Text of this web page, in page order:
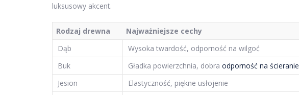
luksusowy akcent.
Rodzaj drewna Najważniejsze cechy
Dąb
Wysoka twardość, odporność na wilgoć
Buk
Gładka powierzchnia, dobra odporność na ścieranie
Jesion
Elastyczność, piękne usłojenie